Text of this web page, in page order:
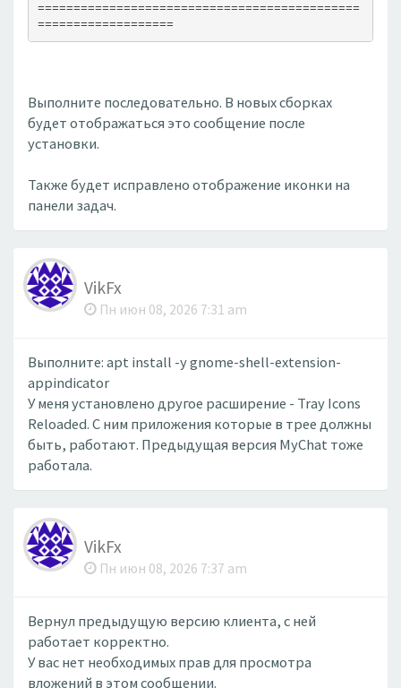
=============================================
===================
Выполните последовательно. В новых сборках
будет отображаться это сообщение после
установки.
Также будет исправлено отображение иконки на
панели задач.
VikFx
Пн июн 08, 2026 7:31 am
Выполните: apt install -y gnome-shell-extension-
appindicator
У меня установлено другое расширение - Tray Icons
Reloaded. С ним приложения которые в трее должны
быть, работают. Предыдущая версия MyChat тоже
работала.
VikFx
Пн июн 08, 2026 7:37 am
Вернул предыдущую версию клиента, с ней
работает корректно.
У вас нет необходимых прав для просмотра
вложений в этом сообщении.